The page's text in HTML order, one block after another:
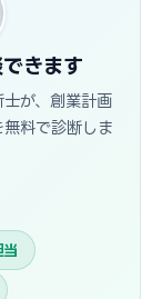
きます
が、創業計画
料で診断しま
当